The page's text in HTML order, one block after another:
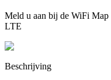
Meld u aan bij de WiFi Map
LTE
Beschrijving